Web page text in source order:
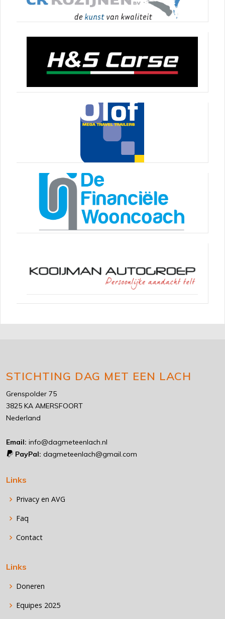
STICHTING DAG MET EEN LACH
Grenspolder 75
3825 KA AMERSFOORT
Nederland
Email: info@dagmeteenlach.nl
PayPal: dagmeteenlach@gmail.com
Links
Privacy en AVG
Faq
Contact
Links
Doneren
Equipes 2025